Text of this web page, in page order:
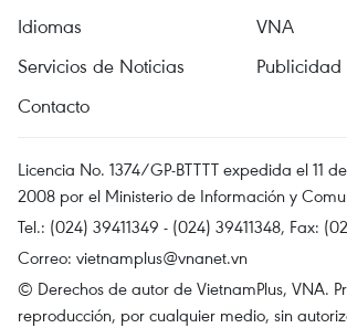
Idiomas
VNA
Servicios de Noticias
Publicidad
Contacto
Licencia No. 1374/GP-BTTTT expedida el 11
2008 por el Ministerio de Información y
Tel.: (024) 39411349 - (024) 39411348, Fax:
Correo: vietnamplus@vnanet.vn
© Derechos de autor de VietnamPlus, VNA.
reproducción, por cualquier medio, sin